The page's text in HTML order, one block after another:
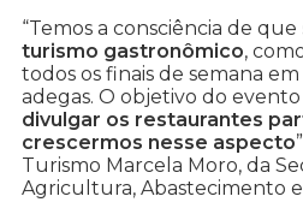
“Temos a consciência de que
turismo gastronômico,
todos os finais de semana
adegas. O objetivo do evento
divulgar os restaurantes
crescermos nesse aspecto
Turismo Marcela Moro, da
Agricultura, Abastecimento